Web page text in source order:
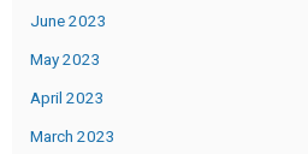
June 2023
May 2023
April 2023
March 2023